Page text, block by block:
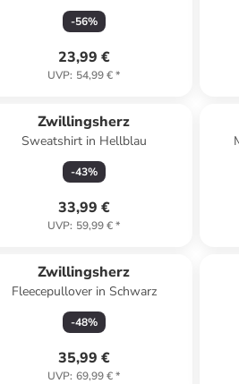
-56%
23,99 €
UVP: 54,99 €*
Zwillingsherz
Sweatshirt in Hellblau
-43%
33,99 €
UVP: 59,99 €*
Zwillingsherz
Fleecepullover in Schwarz
-48%
35,99 €
UVP: 69,99 €*